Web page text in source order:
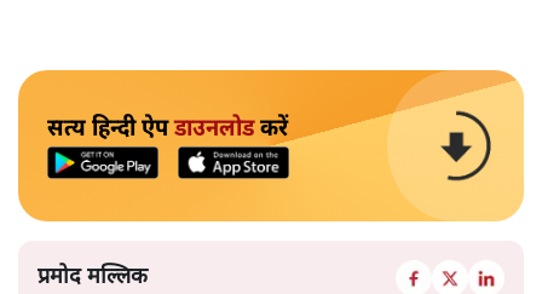
सत्य हिन्दी ऐपडाउनलोडकरें
प्रमोद मल्लिक